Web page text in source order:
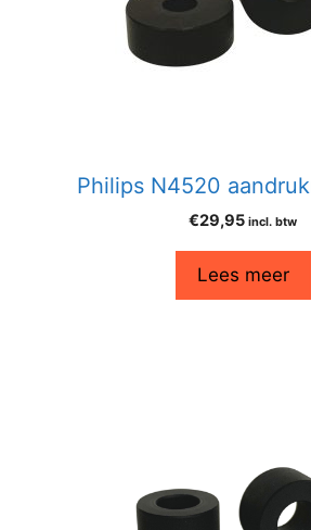
Philips N4520
€29,95 incl. btw
Lees meer